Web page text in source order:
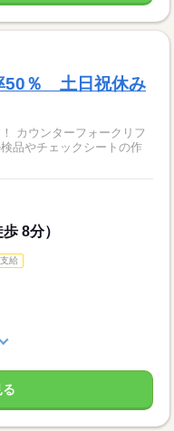
50％ 土日祝休み
フ
品やチェックシートの作
8分）
給